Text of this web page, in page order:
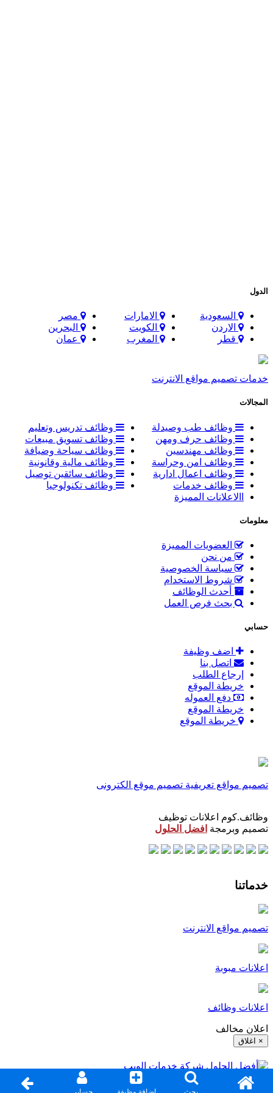
الدول
السعودية الامارات
مصر
الاردن
الكويت
البحرين
قطر
المغرب عمان
خدمات تصميم مواقع الانترنت
المجالات
وظائف طب وصيدلة
وظائف تدريس وتعليم
وظائف حرف ومهن
وظائف تسويق مبيعات
وظائف مهندسين
وظائف سياحة وضيافة
وظائف امن وحراسة
وظائف مالية وقانونية
وظائف اعمال ادارية
وظائف سائقين توصيل
وظائف خدمات
وظائف تكنولوجيا
االاعلانات المميزة
معلومات
العضويات المميزة
من نحن
سياسة الخصوصية
شروط الاستخدام
أحدث الوظائف
بحث فرص العمل
حسابي
اضف وظيفة
اتصل بنا
إرجاع الطلب
خريطة الموقع
دفع العموله
خريطة الموقع
خريطة الموقع
تصميم مواقع تعريفية تصميم موقع الكترونى
وظائف.كوم اعلانات توظيف
تصميم وبرمجة افضل الحلول
خدماتنا
تصميم مواقع الانترنت
اعلانات مبوبة
اعلانات وظائف
اعلان مخالف
× اغلاق
اغلاق